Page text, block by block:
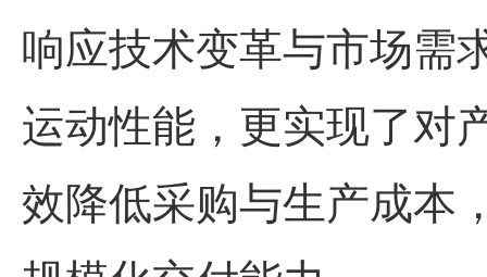
响应技术变革与市场需
运动性能，更实现了对
效降低采购与生产成本